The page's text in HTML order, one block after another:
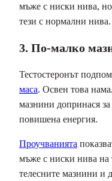
мъже с ниски нива,
тези с нормални нива.
3. По-малко
Тестостеронът
маса. Освен това
мазнини допринася
повишена енергия.
Проучванията
мъже с ниски нива на
телесните мазнини и